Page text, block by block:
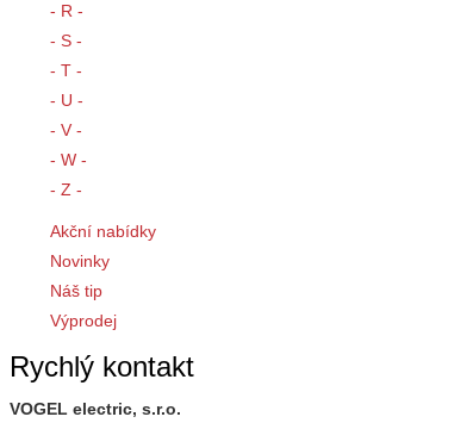
- R -
- S -
- T -
- U -
- V -
- W -
- Z -
Akční nabídky
Novinky
Náš tip
Výprodej
Rychlý kontakt
VOGEL electric, s.r.o.